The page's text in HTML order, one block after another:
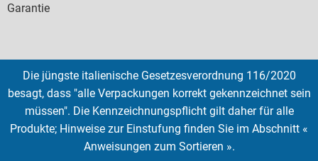
Garantie
SOCIAL
ICONS
English French Deutsch Italian Español
Die jüngste italienische Gesetzesverordnung 116/2020
besagt, dass "alle Verpackungen korrekt gekennzeichnet sein
müssen". Die Kennzeichnungspflicht gilt daher für alle
Produkte; Hinweise zur Einstufung finden Sie im Abschnitt «
Anweisungen zum Sortieren ».